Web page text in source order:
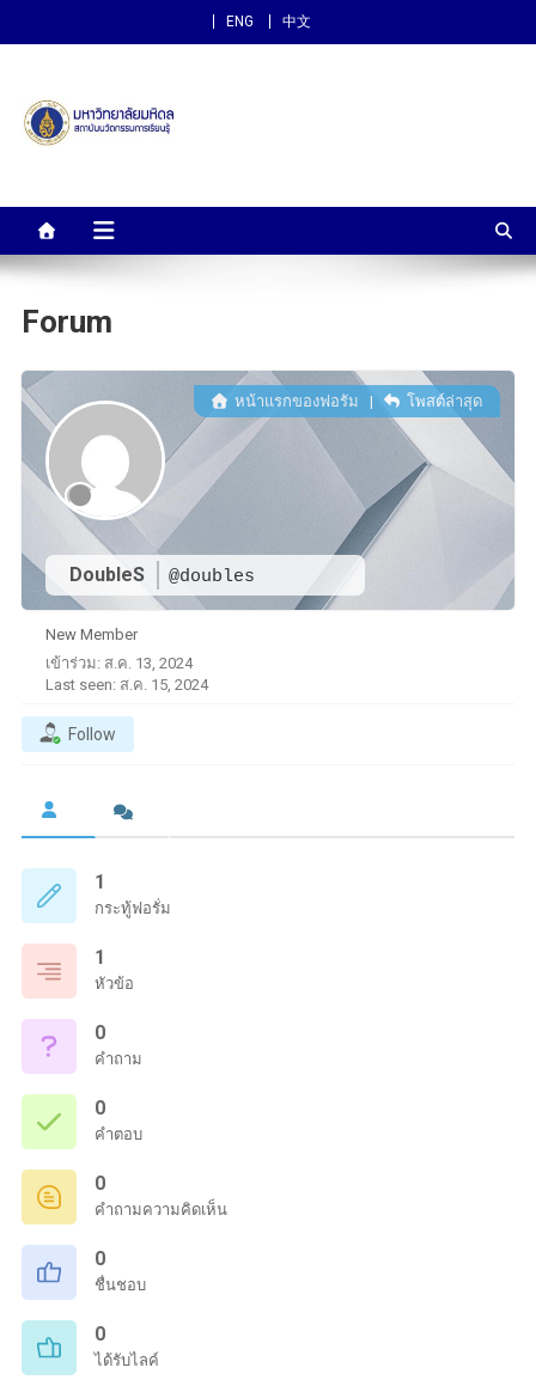
ENG 中文
สถาบันนวัตกรรมการเรียนรู้
Forum
DoubleS @doubles
หน้าแรกของฟอรัม | โพสต์ล่าสุด
New Member
เข้าร่วม: ส.ค. 13, 2024
Last seen: ส.ค. 15, 2024
Follow
1
กระทู้ฟอรั่ม
1
หัวข้อ
0
คำถาม
0
คำตอบ
0
คำถามความคิดเห็น
0
ชื่นชอบ
0
ได้รับไลค์